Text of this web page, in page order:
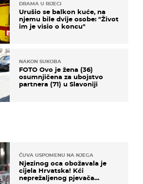
DRAMA U RIJECI
Urušio se balkon kuće, na
njemu bile dvije osobe: "Život
im je visio o koncu"
NAKON SUKOBA
FOTO Ovo je žena (36)
osumnjičena za ubojstvo
partnera (71) u Slavoniji
ČUVA USPOMENU NA NJEGA
Njezinog oca obožavala je
cijela Hrvatska! Kći
neprežaljenog pjevača